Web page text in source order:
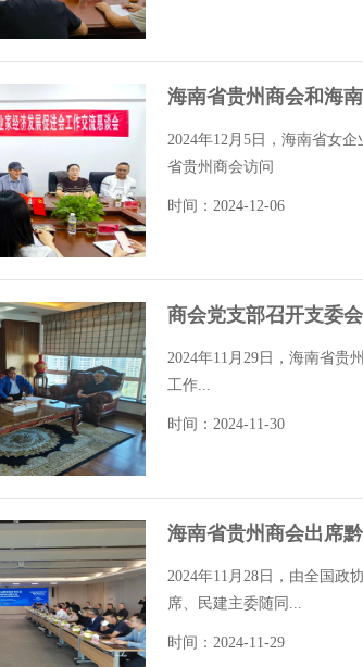
海南省贵州商会和海
2024年12月5日，海南省女
省贵州商会访问
时间：2024-12-06
商会党支部召开支委
2024年11月29日，海南省贵
工作...
时间：2024-11-30
海南省贵州商会出席
2024年11月28日，由全国政
席、民建主委随同...
时间：2024-11-29